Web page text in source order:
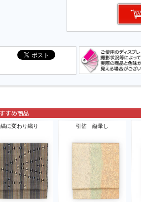
縞に変わり織り 引箔 縦暈し